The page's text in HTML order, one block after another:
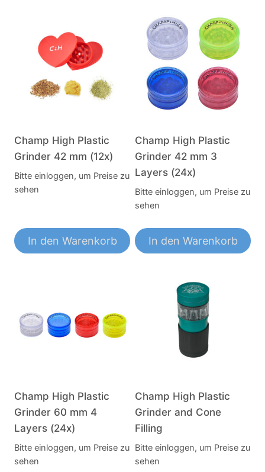
Champ High Plastic
Grinder 42 mm (12x)
Bitte einloggen, um Preise zu
sehen
In den Warenkorb
Champ High Plastic
Grinder 42 mm 3
Layers (24x)
Bitte einloggen, um Preise zu
sehen
In den Warenkorb
Champ High Plastic
Grinder 60 mm 4
Layers (24x)
Bitte einloggen, um Preise zu
sehen
Champ High Plastic
Grinder and Cone
Filling
Bitte einloggen, um Preise zu
sehen